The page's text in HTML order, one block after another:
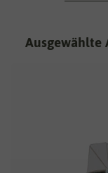
Ausgewählte